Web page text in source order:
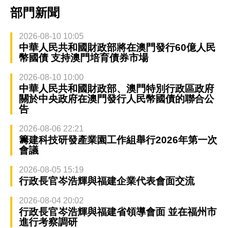
部門新聞
2026-08-10 10:05
中華人民共和國財政部將在澳門發行60億人民
幣國債 支持澳門培育債券市場
2026-08-10 10:00
中華人民共和國財政部、澳門特別行政區政府
關於中央政府在澳門發行人民幣國債的聯合公
告
2026-08-06 22:21
籌建科技研發產業園工作組舉行2026年第一次
會議
2026-08-05 15:19
行政長官岑浩輝與福建企業代表會面交流
2026-08-04 20:02
行政長官岑浩輝與福建省領導會面 並在福州市
進行考察調研